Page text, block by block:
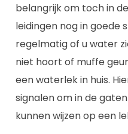
belangrijk om toch in
leidingen nog in goede
regelmatig of u water
niet hoort of muffe
een waterlek in huis.
signalen om in de
kunnen wijzen op een